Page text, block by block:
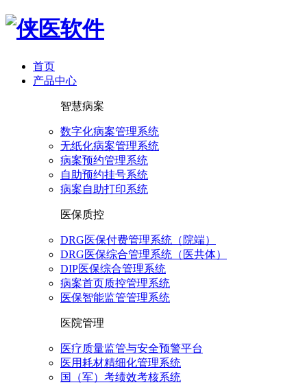
首页
产品中心
智慧病案
数字化病案管理系统
无纸化病案管理系统
病案预约管理系统
自助预约挂号系统
病案自助打印系统
医保质控
DRG医保付费管理系统（院端）
DRG医保综合管理系统（医共体）
DIP医保综合管理系统
病案首页质控管理系统
医保智能监管管理系统
医院管理
医疗质量监管与安全预警平台
医用耗材精细化管理系统
国（军）考绩效考核系统